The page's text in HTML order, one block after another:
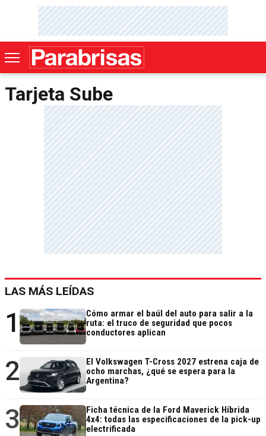
Tarjeta Sube
LAS MÁS LEÍDAS
1
Cómo armar el baúl del auto para salir a la
ruta: el truco de seguridad que pocos
conductores aplican
2
El Volkswagen T-Cross 2027 estrena caja de
ocho marchas, ¿qué se espera para la
Argentina?
3
Ficha técnica de la Ford Maverick Híbrida
4x4: todas las especificaciones de la pick-up
electrificada